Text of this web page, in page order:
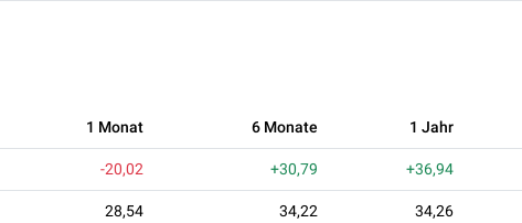
1 Monat 6 Monate 1 Jahr
-20,02 +30,79 +36,94
28,54 34,22 34,26